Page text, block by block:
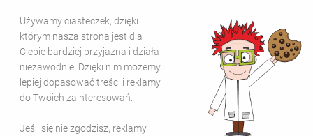
Używamy ciasteczek, dzięki
którym nasza strona jest dla
Ciebie bardziej przyjazna i działa
niezawodnie. Dzięki nim możemy
lepiej dopasować treści i reklamy
do Twoich zainteresowań.
Jeśli się nie zgodzisz, reklamy
Wystarczy, że zamieścisz na
swojej stronie lub kanale
informację, że pochodzą one z
serwisu Sala Gier i dodasz link
. Kolorową zabawą
warto się dzielić!